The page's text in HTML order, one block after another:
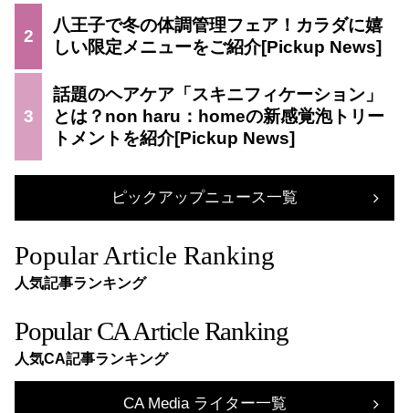
2
八王子で冬の体調管理フェア！カラダに嬉
しい限定メニューをご紹介
3
話題のヘアケア「スキニフィケーション」
とは？non haru：homeの新感覚泡トリー
トメントを紹介
ピックアップニュース一覧
Popular Article Ranking
人気記事ランキング
Popular CA Article Ranking
人気CA記事ランキング
CA Media ライター一覧